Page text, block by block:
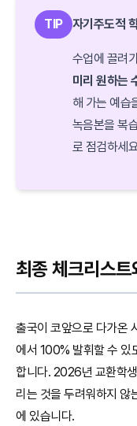
TIP 자기주도적
수업에 끌려
미리 원하는
해 가는 예습
녹음본을 복
로 점검하세
최종 체크리스
출국이 코앞으로 다가온
에서 100% 발휘할 수 있
합니다. 2026년 교환학
리는 것을 두려워하지 않
에 있습니다.